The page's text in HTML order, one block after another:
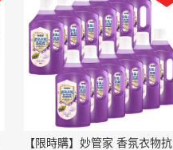
【限時購】妙管家 香氛衣物抗